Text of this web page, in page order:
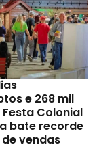
e 268 mil
Colonial
bate recorde
vendas